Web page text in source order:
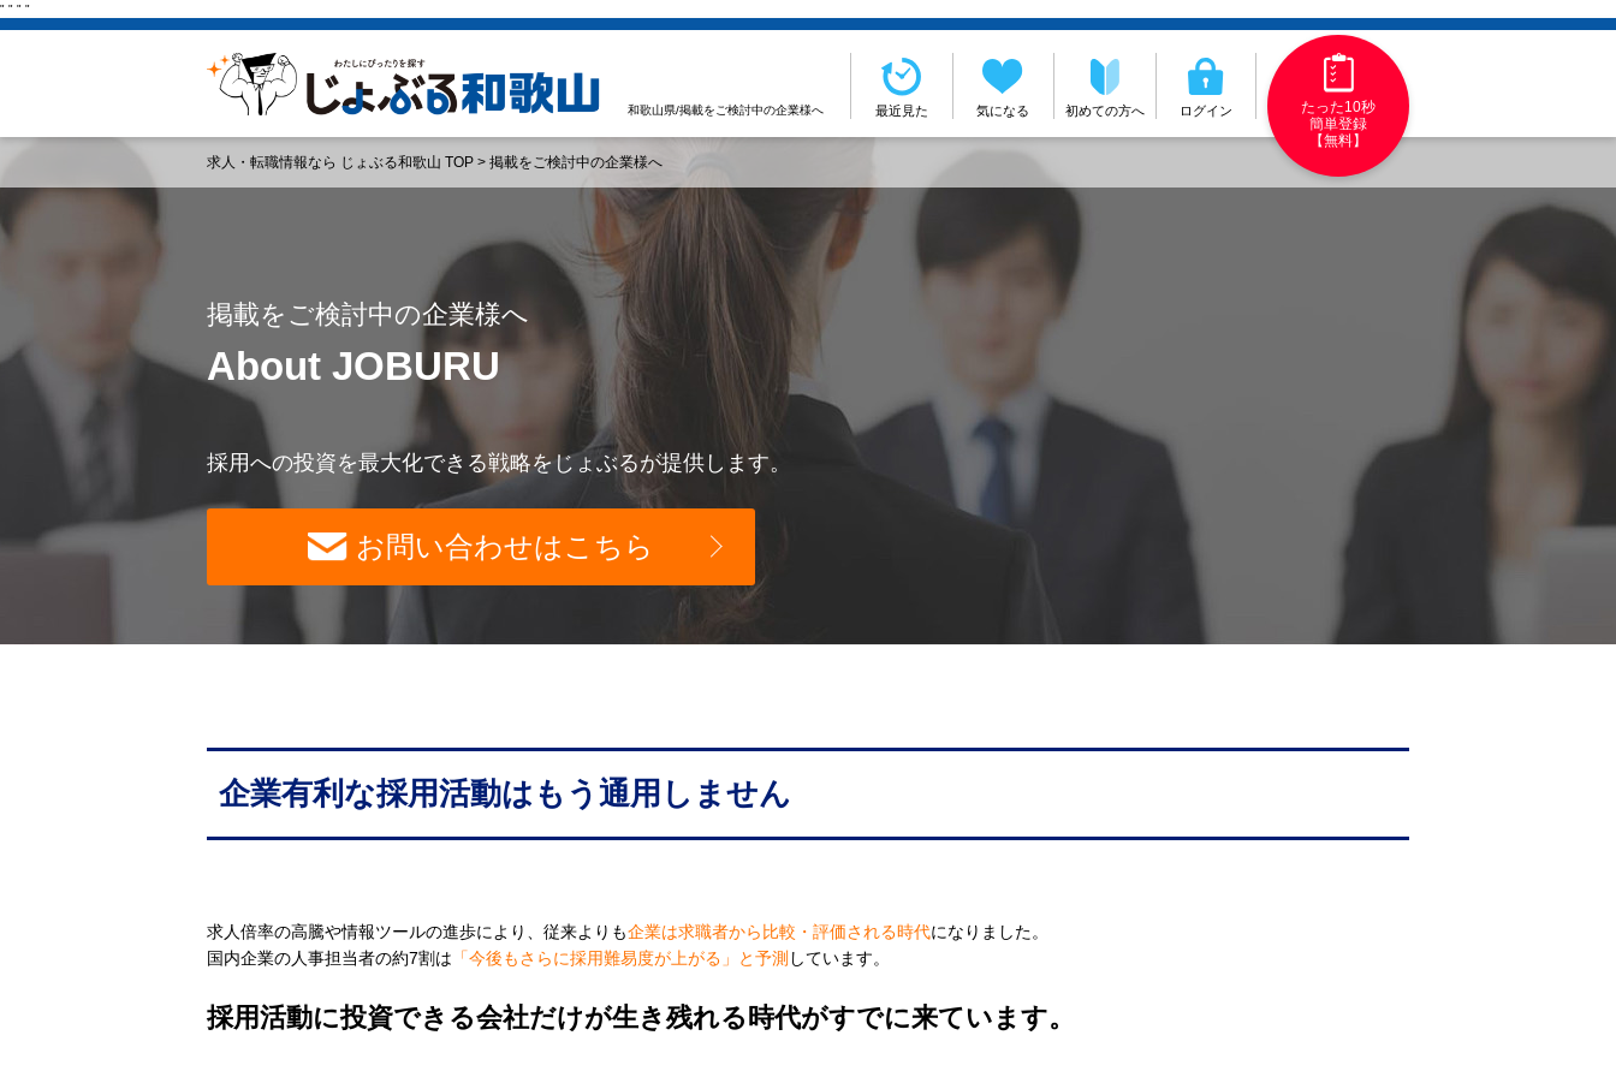
" " " "
和歌山県/掲載をご検討中の企業様へ 最近見た 気になる 初めての方へ ログイン
たった10秒
簡単登録
【無料】
求人・転職情報なら じょぶる和歌山 TOP > 掲載をご検討中の企業様へ
掲載をご検討中の企業様へ
About JOBURU
採用への投資を最大化できる戦略をじょぶるが提供します。
お問い合わせはこちら
企業有利な採用活動はもう通用しません
求人倍率の高騰や情報ツールの進歩により、従来よりも企業は求職者から比較・評価される時代になりました。
国内企業の人事担当者の約7割は 「今後もさらに採用難易度が上がる」と予測 しています。
採用活動に投資できる会社だけが生き残れる時代がすでに来ています。